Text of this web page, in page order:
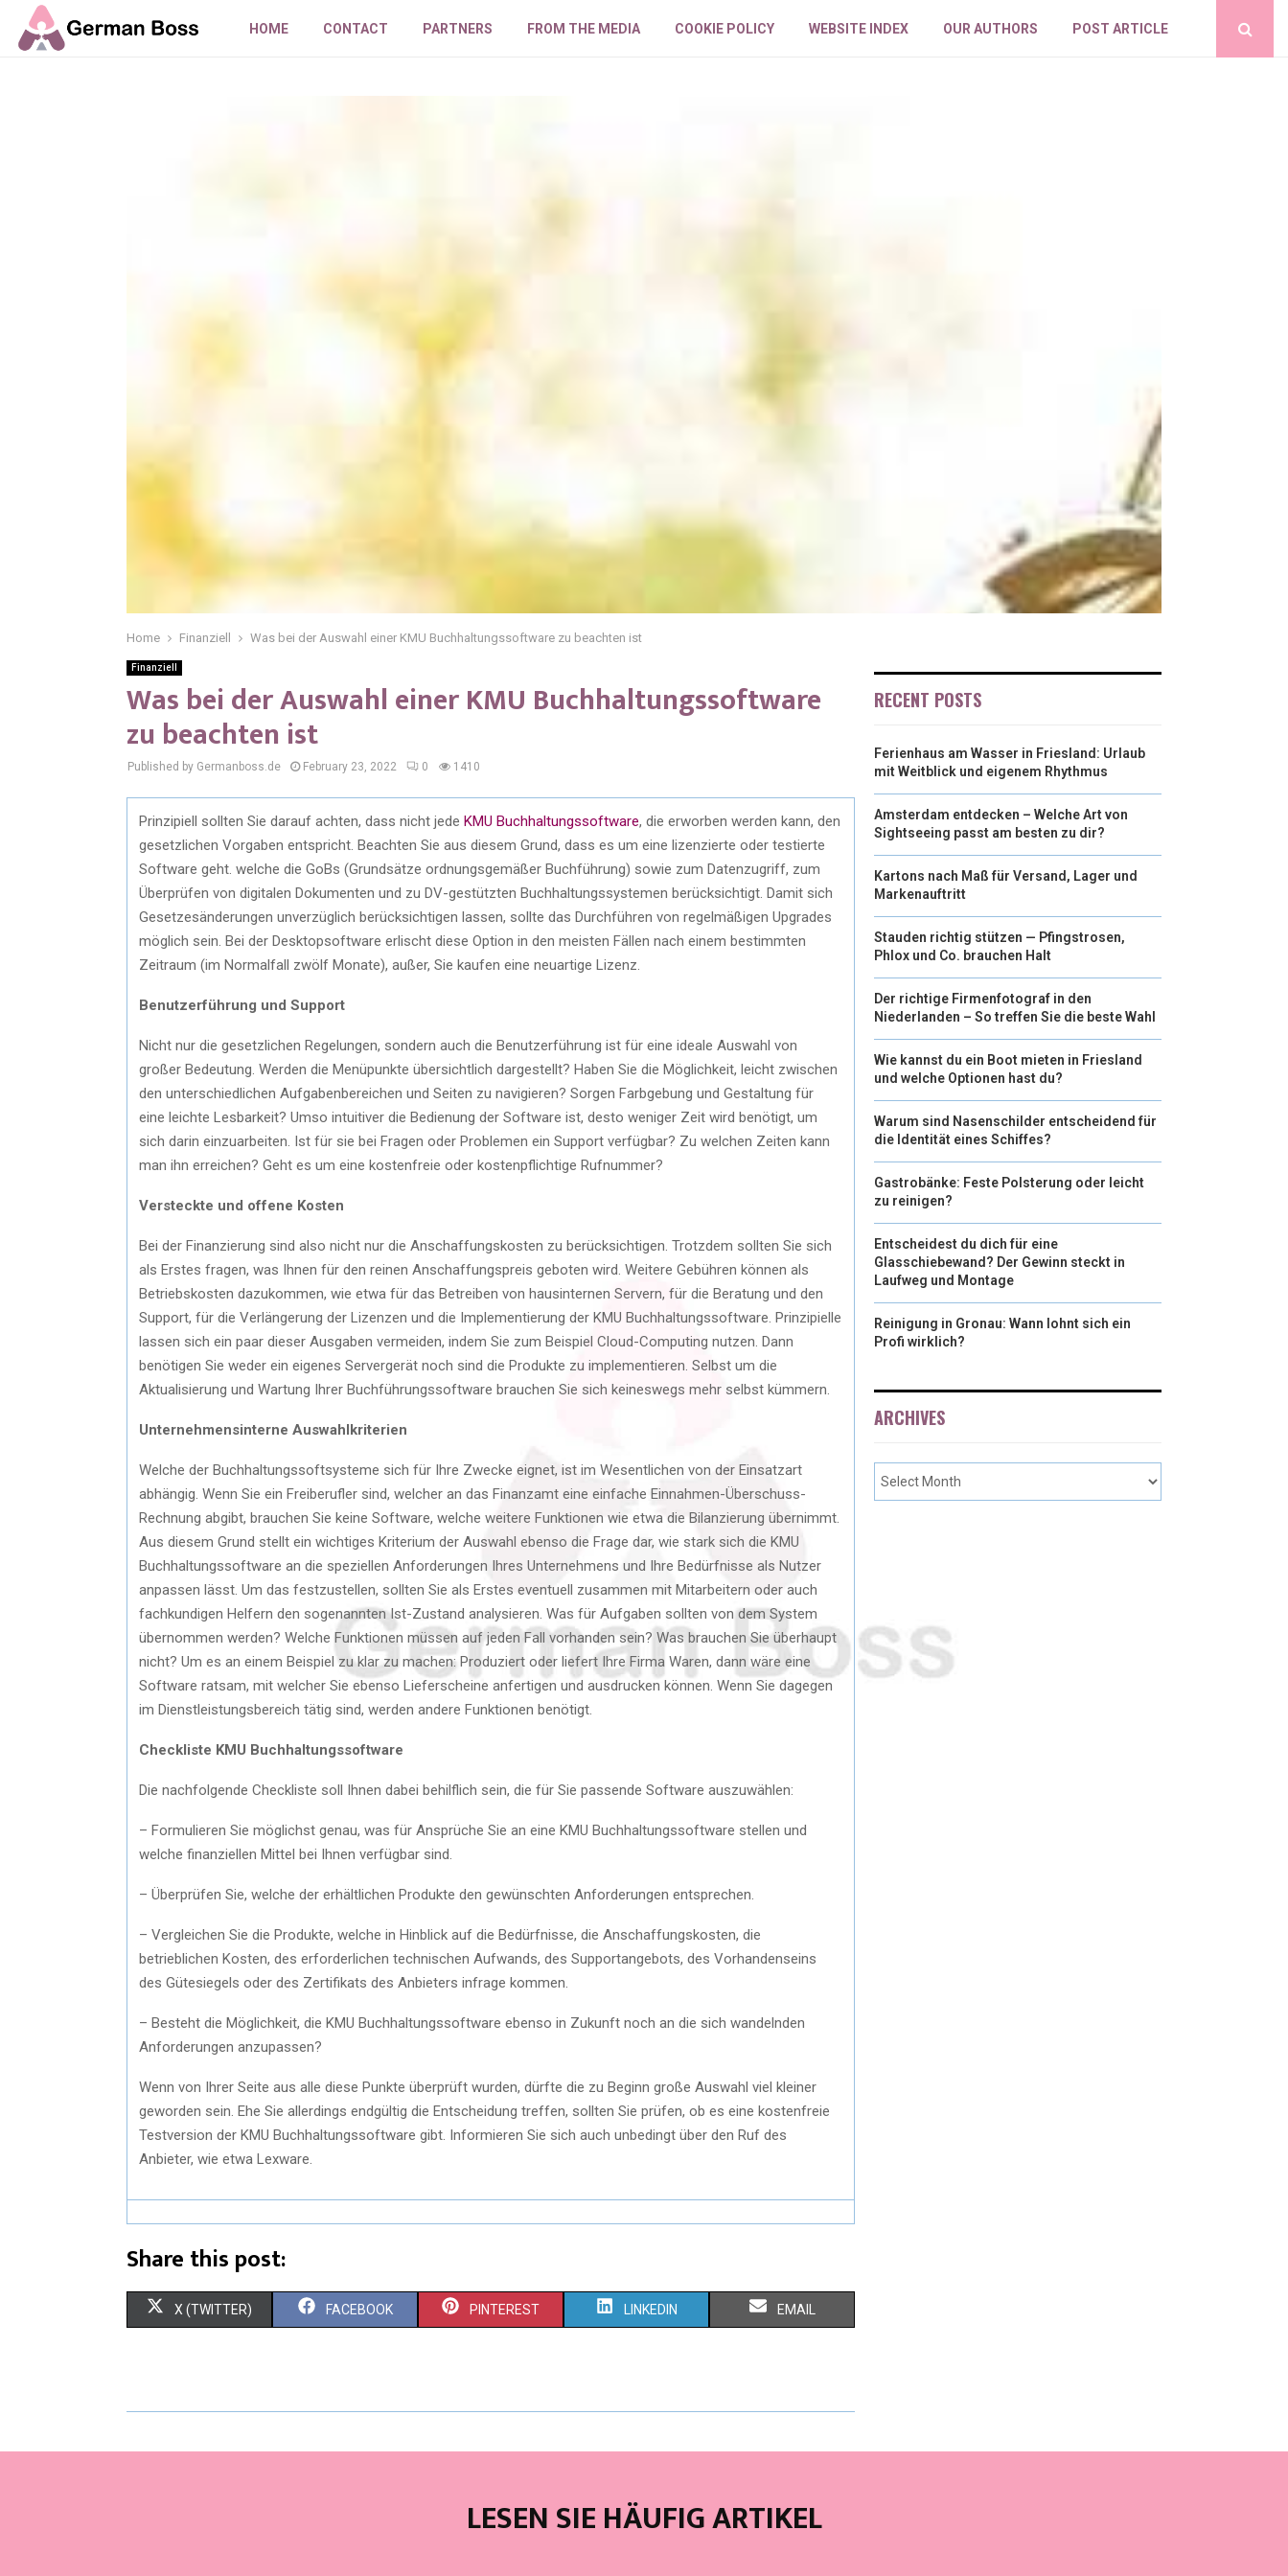
HOME CONTACT PARTNERS FROM THE MEDIA COOKIE POLICY WEBSITE INDEX OUR AUTHORS POST ARTICLE
Home Finanziell Was bei der Auswahl einer KMU Buchhaltungssoftware zu beachten ist
Finanziell
Was bei der Auswahl einer KMU Buchhaltungssoftware
zu beachten ist
Published by Germanboss.de February 23, 2022 0 1410
Prinzipiell sollten Sie darauf achten, dass nicht jede KMU Buchhaltungssoftware, die erworben werden kann, den
gesetzlichen Vorgaben entspricht. Beachten Sie aus diesem Grund, dass es um eine lizenzierte oder testierte
Software geht. welche die GoBs (Grundsätze ordnungsgemäßer Buchführung) sowie zum Datenzugriff, zum
Überprüfen von digitalen Dokumenten und zu DV-gestützten Buchhaltungssystemen berücksichtigt. Damit sich
Gesetzesänderungen unverzüglich berücksichtigen lassen, sollte das Durchführen von regelmäßigen Upgrades
möglich sein. Bei der Desktopsoftware erlischt diese Option in den meisten Fällen nach einem bestimmten
Zeitraum (im Normalfall zwölf Monate), außer, Sie kaufen eine neuartige Lizenz.
Benutzerführung und Support
Nicht nur die gesetzlichen Regelungen, sondern auch die Benutzerführung ist für eine ideale Auswahl von
großer Bedeutung. Werden die Menüpunkte übersichtlich dargestellt? Haben Sie die Möglichkeit, leicht zwischen
den unterschiedlichen Aufgabenbereichen und Seiten zu navigieren? Sorgen Farbgebung und Gestaltung für
eine leichte Lesbarkeit? Umso intuitiver die Bedienung der Software ist, desto weniger Zeit wird benötigt, um
sich darin einzuarbeiten. Ist für sie bei Fragen oder Problemen ein Support verfügbar? Zu welchen Zeiten kann
man ihn erreichen? Geht es um eine kostenfreie oder kostenpflichtige Rufnummer?
Versteckte und offene Kosten
Bei der Finanzierung sind also nicht nur die Anschaffungskosten zu berücksichtigen. Trotzdem sollten Sie sich
als Erstes fragen, was Ihnen für den reinen Anschaffungspreis geboten wird. Weitere Gebühren können als
Betriebskosten dazukommen, wie etwa für das Betreiben von hausinternen Servern, für die Beratung und den
Support, für die Verlängerung der Lizenzen und die Implementierung der KMU Buchhaltungssoftware. Prinzipielle
lassen sich ein paar dieser Ausgaben vermeiden, indem Sie zum Beispiel Cloud-Computing nutzen. Dann
benötigen Sie weder ein eigenes Servergerät noch sind die Produkte zu implementieren. Selbst um die
Aktualisierung und Wartung Ihrer Buchführungssoftware brauchen Sie sich keineswegs mehr selbst kümmern.
Unternehmensinterne Auswahlkriterien
Welche der Buchhaltungssoftsysteme sich für Ihre Zwecke eignet, ist im Wesentlichen von der Einsatzart
abhängig. Wenn Sie ein Freiberufler sind, welcher an das Finanzamt eine einfache Einnahmen-Überschuss-
Rechnung abgibt, brauchen Sie keine Software, welche weitere Funktionen wie etwa die Bilanzierung übernimmt.
Aus diesem Grund stellt ein wichtiges Kriterium der Auswahl ebenso die Frage dar, wie stark sich die KMU
Buchhaltungssoftware an die speziellen Anforderungen Ihres Unternehmens und Ihre Bedürfnisse als Nutzer
anpassen lässt. Um das festzustellen, sollten Sie als Erstes eventuell zusammen mit Mitarbeitern oder auch
fachkundigen Helfern den sogenannten Ist-Zustand analysieren. Was für Aufgaben sollten von dem System
übernommen werden? Welche Funktionen müssen auf jeden Fall vorhanden sein? Was brauchen Sie überhaupt
nicht? Um es an einem Beispiel zu klar zu machen: Produziert oder liefert Ihre Firma Waren, dann wäre eine
Software ratsam, mit welcher Sie ebenso Lieferscheine anfertigen und ausdrucken können. Wenn Sie dagegen
im Dienstleistungsbereich tätig sind, werden andere Funktionen benötigt.
Checkliste KMU Buchhaltungssoftware
Die nachfolgende Checkliste soll Ihnen dabei behilflich sein, die für Sie passende Software auszuwählen:
– Formulieren Sie möglichst genau, was für Ansprüche Sie an eine KMU Buchhaltungssoftware stellen und
welche finanziellen Mittel bei Ihnen verfügbar sind.
– Überprüfen Sie, welche der erhältlichen Produkte den gewünschten Anforderungen entsprechen.
– Vergleichen Sie die Produkte, welche in Hinblick auf die Bedürfnisse, die Anschaffungskosten, die
betrieblichen Kosten, des erforderlichen technischen Aufwands, des Supportangebots, des Vorhandenseins
des Gütesiegels oder des Zertifikats des Anbieters infrage kommen.
– Besteht die Möglichkeit, die KMU Buchhaltungssoftware ebenso in Zukunft noch an die sich wandelnden
Anforderungen anzupassen?
Wenn von Ihrer Seite aus alle diese Punkte überprüft wurden, dürfte die zu Beginn große Auswahl viel kleiner
geworden sein. Ehe Sie allerdings endgültig die Entscheidung treffen, sollten Sie prüfen, ob es eine kostenfreie
Testversion der KMU Buchhaltungssoftware gibt. Informieren Sie sich auch unbedingt über den Ruf des
Anbieter, wie etwa Lexware.
Share this post:
X (TWITTER) FACEBOOK PINTEREST LINKEDIN EMAIL
RECENT POSTS
Ferienhaus am Wasser in Friesland: Urlaub
mit Weitblick und eigenem Rhythmus
Amsterdam entdecken – Welche Art von
Sightseeing passt am besten zu dir?
Kartons nach Maß für Versand, Lager und
Markenauftritt
Stauden richtig stützen — Pfingstrosen,
Phlox und Co. brauchen Halt
Der richtige Firmenfotograf in den
Niederlanden – So treffen Sie die beste Wahl
Wie kannst du ein Boot mieten in Friesland
und welche Optionen hast du?
Warum sind Nasenschilder entscheidend für
die Identität eines Schiffes?
Gastrobänke: Feste Polsterung oder leicht
zu reinigen?
Entscheidest du dich für eine
Glasschiebewand? Der Gewinn steckt in
Laufweg und Montage
Reinigung in Gronau: Wann lohnt sich ein
Profi wirklich?
ARCHIVES
LESEN SIE HÄUFIG ARTIKEL